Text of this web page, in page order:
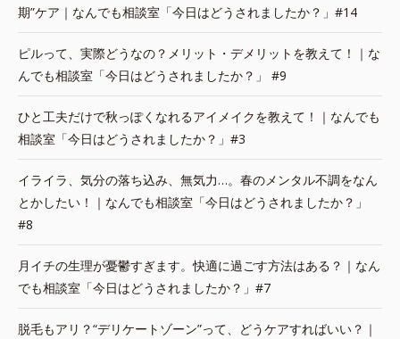
期”ケア｜なんでも相談室「今日はどうされましたか？」#14
ピルって、実際どうなの？メリット・デメリットを教えて！｜な
んでも相談室「今日はどうされましたか？」 #9
ひと工夫だけで秋っぽくなれるアイメイクを教えて！｜なんでも
相談室「今日はどうされましたか？」#3
イライラ、気分の落ち込み、無気力…。春のメンタル不調をなん
とかしたい！｜なんでも相談室「今日はどうされましたか？」
#8
月イチの生理が憂鬱すぎます。快適に過ごす方法はある？｜なん
でも相談室「今日はどうされましたか？」#7
脱毛もアリ？“デリケートゾーン”って、どうケアすればいい？｜